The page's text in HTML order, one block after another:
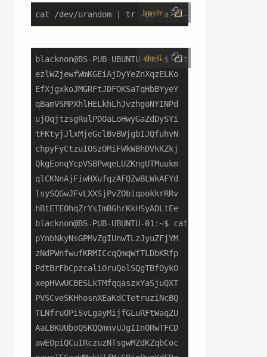
bash
cat /dev/urandom | tr -dc 'a-zA-Z'
shell
blacknon@BS-PUB-UBUNTU-01:~$ cat /dev/
ezlWZjewfWmKGEiAjDyYeZnXqzELKo
EfXjgxkoJMGRFtJDFOKSaTqHbBYyeY
qBamVSMPXhlHELkhLhJvzhgoNYINPd
ujOqjtzsgRulPDOaLoHwyGaZdDySYi
tFKtyjJlxMjeGclBvBWjgbIJQfuhvN
chpyFyCtzuIOSzOMiFWkWBhDVkKZkj
QkgEonqYcpVSBPwqeLUZKngUTMuukm
qlCKNnAjFiwHXufqzAFQZwBLWkAFYd
lsySQGwJFvLXXSjPvZObiqookkrRRv
hBtETEOhqZrYsImBGhrKkHSyADLtEe
blacknon@BS-PUB-UBUNTU-01:~$ cat /dev/
pYnbNkyNsGPMvZgIUnwTLzJyuZFjYM
zNdPWnfwufKRMICcqQmqWfTLDbKRfp
PdtBrFbCpzcaliOruQolSQgTBfOykO
xepHVwUCBESLkTMfqqaszxYaSjuQXT
PVSCveSKHhosnXEaKdCTetruziNcBQ
TLNfruOPiSvLgayMijfGLuRFtWaqZU
AaLBKUUboQSKQQmnvUJgIInORwTFCD
awEOpiQCuIRczuzNTsgwMZdKZqbCoc